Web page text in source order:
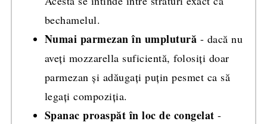
bechamelul.
Numai parmezan în umplutură - dacă nu
aveți mozzarella suficientă, folosiți doar
parmezan și adăugați puțin pesmet ca să
legați compoziția.
Spanac proaspăt în loc de congelat -